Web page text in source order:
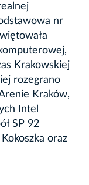
nr
Krakowskiej
rozegrano
Kraków,
Intel
SP 92
oraz